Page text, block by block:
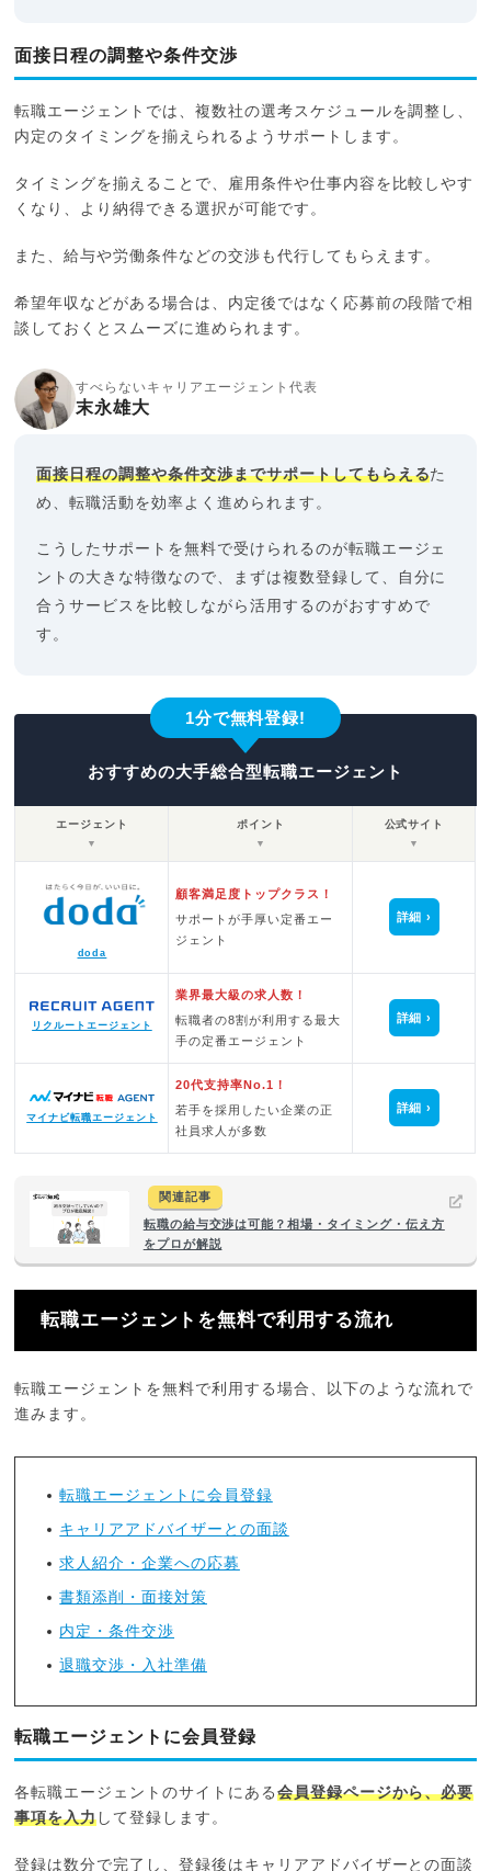
面接日程の調整や条件交渉
転職エージェントでは、複数社の選考スケジュールを調整し、
内定のタイミングを揃えられるようサポートします。
タイミングを揃えることで、雇用条件や仕事内容を比較しやす
くなり、より納得できる選択が可能です。
また、給与や労働条件などの交渉も代行してもらえます。
希望年収などがある場合は、内定後ではなく応募前の段階で相
談しておくとスムーズに進められます。
すべらないキャリアエージェント代表
末永雄大
面接日程の調整や条件交渉までサポートしてもらえるた
め、転職活動を効率よく進められます。
こうしたサポートを無料で受けられるのが転職エージェ
ントの大きな特徴なので、まずは複数登録して、自分に
合うサービスを比較しながら活用するのがおすすめで
す。
1分で無料登録!
おすすめの大手総合型転職エージェント
エージェント
▼
ポイント
▼
公式サイト
▼
doda
顧客満足度トップクラス！
サポートが手厚い定番エー
ジェント
詳細
リクルートエージェント
業界最大級の求人数！
転職者の8割が利用する最大
手の定番エージェント
詳細
マイナビ転職エージェント
20代支持率No.1！
若手を採用したい企業の正
社員求人が多数
詳細
関連記事
転職の給与交渉は可能？相場・タイミング・伝え方
をプロが解説
転職エージェントを無料で利用する流れ
転職エージェントを無料で利用する場合、以下のような流れで
進みます。
転職エージェントに会員登録
キャリアアドバイザーとの面談
求人紹介・企業への応募
書類添削・面接対策
内定・条件交渉
退職交渉・入社準備
転職エージェントに会員登録
各転職エージェントのサイトにある 会員登録ページから、必要
事項を入力 して登録します。
登録は数分で完了し、登録後はキャリアアドバイザーとの面談